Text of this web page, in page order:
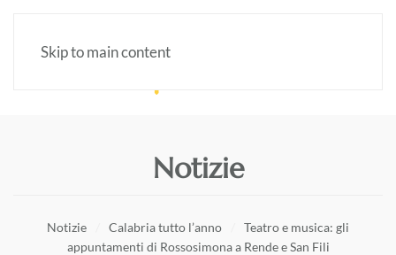
Skip to main content
Notizie
Notizie Calabria tutto l’anno
Teatro e musica: gli
appuntamenti di Rossosimona a Rende e San Fili